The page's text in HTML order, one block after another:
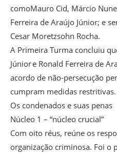
comoMauro Cid, Márcio
Ferreira de Araújo Júnior; e
Cesar Moretzsohn Rocha.
A Primeira Turma concluiu
Júnior e Ronald Ferreira de
acordo de não-persecução
cumpram medidas restritivas.
Os condenados e suas penas
Núcleo 1 – “núcleo crucial”
Com oito réus, reúne os
organização criminosa. Foi o